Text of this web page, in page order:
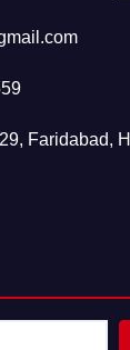
Faridabad,